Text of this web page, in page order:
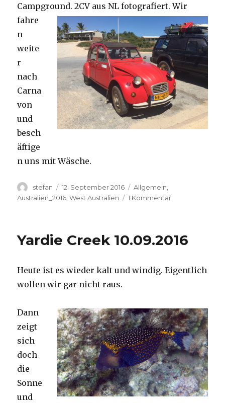
Campground.2CV aus NL fotografiert. Wir
fahre
n
weite
r
nach
Carna
von
und
besch
äftige
n uns mit Wäsche.
Autor
stefan
Veröffentlicht
am
12. September 2016 Kategorien
Allgemein
Australien_2016 ,West Australien 1 Kommentarzu
Yardie Creek 10.09.2016
Heute ist es wieder kalt und windig. Eigentlich
wollen wir gar nicht raus.
Dann
zeigt
sich
doch
die
Sonne
und